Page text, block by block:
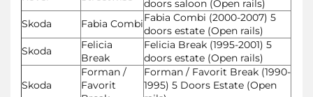
doors saloon (Open rails)
Skoda
Fabia CombiFabia Combi (2000-2007) 5
doors estate (Open rails)
Skoda
Felicia
Break
Felicia Break (1995-2001) 5
doors estate (Open rails)
Skoda
Forman /
Favorit
Forman / Favorit Break (1990-
1995) 5 Doors Estate (Open